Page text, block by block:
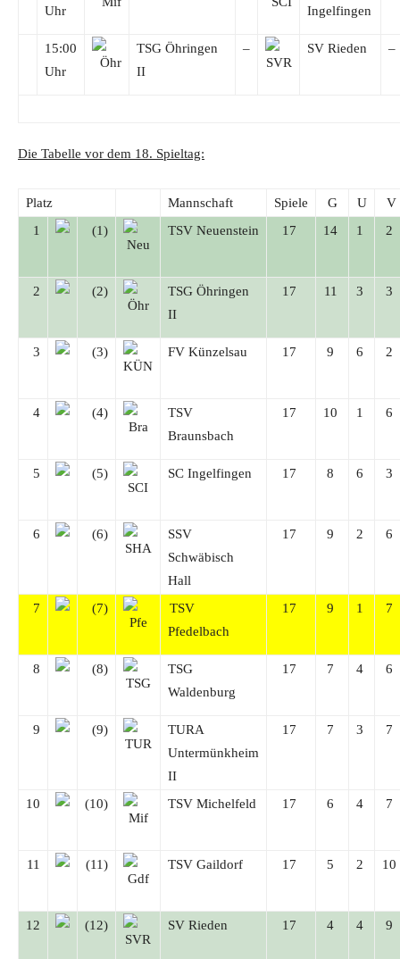
Uhr
Ingelfingen
15:00
Uhr
TSG Öhringen
II
– SV Rieden –
Die Tabelle vor dem 18. Spieltag:
Platz Mannschaft Spiele G U
V
1
(1) TSV Neuenstein 17 14 1 2
2 (2)
TSG Öhringen
II
17 11 3 3
3 (3) FV Künzelsau 17 9 6 2
4 (4)
TSV
Braunsbach
17 10 1 6
5 (5) SC Ingelfingen 17 8 6 3
6 (6)
SSV
Schwäbisch
Hall
17 9 2 6
7 (7)
TSV
Pfedelbach
17 9 1 7
8 (8)
TSG
Waldenburg
17 7 4 6
9 (9)
TURA
Untermünkheim
II
17 7 3 7
10 (10) TSV Michelfeld 17 6 4 7
11 (11) TSV Gaildorf 17 5 2 10
12 (12) SV Rieden 17 4 4 9